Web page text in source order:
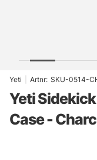
Yeti Artnr: SKU-0514-
Yeti
Case -